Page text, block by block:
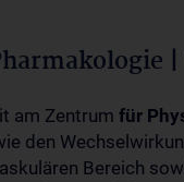
am Zentrum für
den
Bereich